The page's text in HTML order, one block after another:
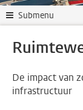
Submenu
De impact van
infrastructuur